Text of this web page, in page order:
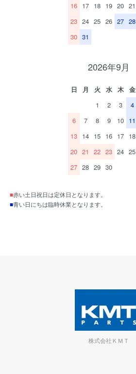
16 17 18 19 20 21
23 24 25 26 27 28
30 31
2026年9月
日 月 火 水 木 金
1
2 3 4
6
7 8 9 10 11
13 14 15 16 17 18
20 21 22 23 24 25
27 28 29 30
■赤い土日祝日は定休日となります。
■青い日にちは臨時休業となります。
株式会社ＫＭＴ